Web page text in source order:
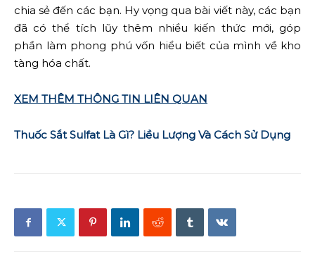
chia sẻ đến các bạn. Hy vọng qua bài viết này, các bạn
đã có thể tích lũy thêm nhiều kiến thức mới, góp
phần làm phong phú vốn hiểu biết của mình về kho
tàng hóa chất.
XEM THÊM THÔNG TIN LIÊN QUAN
Thuốc Sắt Sulfat Là Gì? Liều Lượng Và Cách Sử Dụng